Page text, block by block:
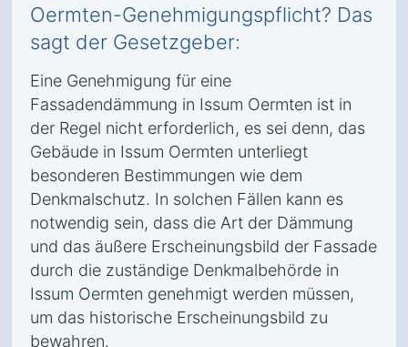
Oermten-Genehmigungspflicht? Das
sagt der Gesetzgeber:
Eine Genehmigung für eine
Fassadendämmung in Issum Oermten ist in
der Regel nicht erforderlich, es sei denn, das
Gebäude in Issum Oermten unterliegt
besonderen Bestimmungen wie dem
Denkmalschutz. In solchen Fällen kann es
notwendig sein, dass die Art der Dämmung
und das äußere Erscheinungsbild der Fassade
durch die zuständige Denkmalbehörde in
Issum Oermten genehmigt werden müssen,
um das historische Erscheinungsbild zu
bewahren.